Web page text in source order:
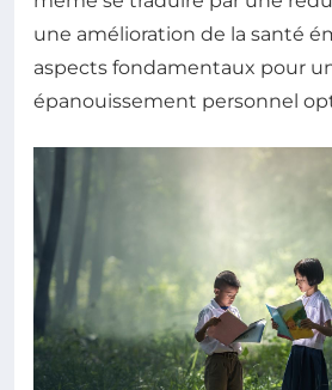
une amélioration de la santé
aspects fondamentaux pour
épanouissement personnel